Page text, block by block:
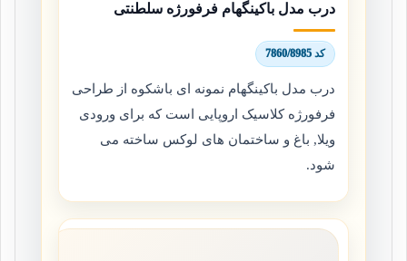
درب مدل باکینگهام فرفورژه سلطنتی
کد 7860/8985
درب مدل باکینگهام نمونه ای باشکوه از طراحی
فرفورژه کلاسیک اروپایی است که برای ورودی
ویلا, باغ و ساختمان های لوکس ساخته می
شود.